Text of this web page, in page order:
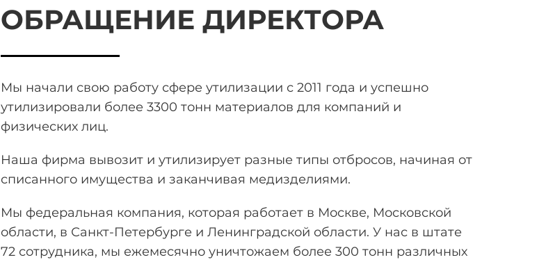
ОБРАЩЕНИЕ ДИРЕКТОРА
Мы начали свою работу сфере утилизации с 2011 года и успешно
утилизировали более 3300 тонн материалов для компаний и
физических лиц.
Наша фирма вывозит и утилизирует разные типы отбросов, начиная от
списанного имущества и заканчивая медизделиями.
Мы федеральная компания, которая работает в Москве, Московской
области, в Санкт-Петербурге и Ленинградской области. У нас в штате
72 сотрудника, мы ежемесячно уничтожаем более 300 тонн различных